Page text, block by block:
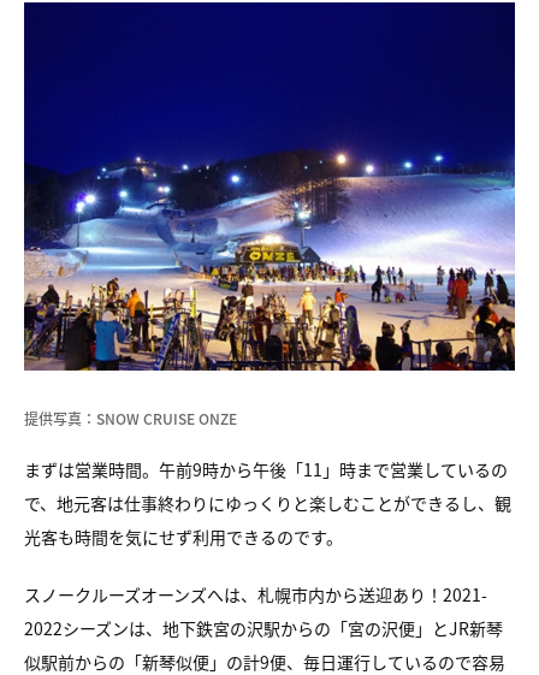
提供写真：SNOW CRUISE ONZE
まずは営業時間。午前9時から午後「11」時まで営業しているの
で、地元客は仕事終わりにゆっくりと楽しむことができるし、観
光客も時間を気にせず利用できるのです。
スノークルーズオーンズへは、札幌市内から送迎あり！2021-
2022シーズンは、地下鉄宮の沢駅からの「宮の沢便」とJR新琴
似駅前からの「新琴似便」の計9便、毎日運行しているので容易